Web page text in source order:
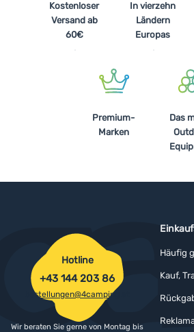
Kostenloser
Versand ab
60€
In vierzehn
Ländern
Europas
Premium-
Marken
Das
Häufig
Kauf,
Hotline
+43 144 203 86
bestellungen@4camping.at
Wir beraten Sie gerne von Montag bis